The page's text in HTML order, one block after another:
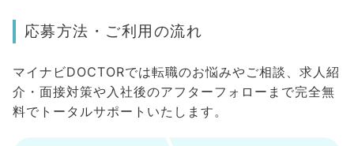
応募方法・ご利用の流れ
マイナビDOCTORでは転職のお悩みやご相談、求人紹
介・面接対策や入社後のアフターフォローまで完全無
料でトータルサポートいたします。